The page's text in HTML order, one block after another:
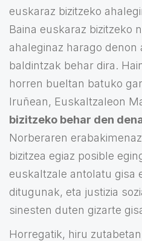
euskaraz bizitzeko
Baina euskaraz bizitzeko
ahaleginaz harago denon
baldintzak behar dira.
horren bueltan batuko
Iruñean, Euskaltzaleon
bizitzeko behar den
Norberaren
bizitzea egiaz posible
euskaltzale antolatu gisa
ditugunak, eta justizia
sinesten duten gizarte
Horregatik, hiru